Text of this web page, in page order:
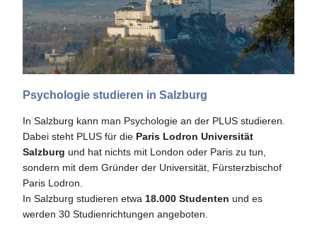
Psychologie studieren in Salzburg
In Salzburg kann man Psychologie an der PLUS studieren.
Dabei steht PLUS für die Paris Lodron Universität
Salzburg und hat nichts mit London oder Paris zu tun,
sondern mit dem Gründer der Universität, Fürsterzbischof
Paris Lodron.
In Salzburg studieren etwa 18.000 Studenten und es
werden 30 Studienrichtungen angeboten.